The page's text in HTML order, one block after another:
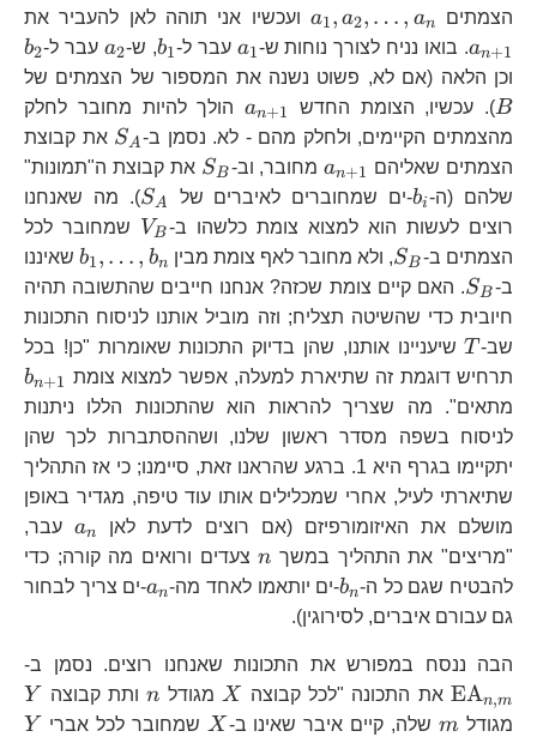
הצמתיםa_{1},a_{2},\dots,a_{n}
a1, a2, … , an ועכשיו אני תוהה לאן להעביר את
an+1 . בואו נניח לצורך נוחות ש-
a_{1}
a1 עבר ל- b_{1}
b1 , ש- a_{2}
a2 עבר ל- b2
וכן הלאה (אם לא, פשוט נשנה את המספור של הצמתים של
B). עכשיו, הצומת החדש
a_{n+1}
an+1
הולך להיות מחובר לחלק
מהצמתים הקיימים, ולחלק מהם - לא. נסמן ב-
S_{A}
SA
את קבוצת
הצמתים שאליהם
a_{n+1} an+1 מחובר, וב- S_{B}
SB
את קבוצת ה"תמונות"
שלהם (ה-
b_{i} bi -ים שמחוברים לאיברים שלS_{A}
SA
). מה שאנחנו
רוצים לעשות הוא למצוא צומת כלשהו ב-
V_{B}
VB
שמחובר לכל
הצמתים ב-
S_{B} SB , ולא מחובר לאף צומת מבין b1, … , bn
שאיננו
ב-
S_{B} SB
. האם קיים צומת שכזה? אנחנו חייבים שהתשובה תהיה
חיובית כדי שהשיטה תצליח; וזה מוביל אותנו לניסוח התכונות
שב-
T Tשיעניינו אותנו, שהן בדיוק התכונות שאומרות "כן! בכל
תרחיש דוגמת זה שתיארת למעלה, אפשר למצוא צומת
bn+1
מתאים". מה שצריך להראות הוא שהתכונות הללו ניתנות
לניסוח בשפה מסדר ראשון שלנו, ושההסתברות לכך שהן
יתקיימו בגרף היא 1. ברגע שהראנו זאת, סיימנו; כי אז התהליך
שתיארתי לעיל, אחרי שמכלילים אותו עוד טיפה, מגדיר באופן
מושלם את האיזומורפיזם (אם רוצים לדעת לאן
a_{n}
an
עבר,
"מריצים" את התהליך במשך
n
nצעדים ורואים מה קורה; כדי
להבטיח שגם כל ה-
b_n bn -ים יותאמו לאחד מה- a_n
an
-ים צריך לבחור
גם עבורם איברים, לסירוגין).
הבה ננסח במפורש את התכונות שאנחנו רוצים. נסמן ב-
EAn,m את התכונה "לכל קבוצה
X
X מגודל n
nותת קבוצה Y
מגודל m mשלה, קיים איבר שאינו ב-
X
X שמחובר לכל אברי Y